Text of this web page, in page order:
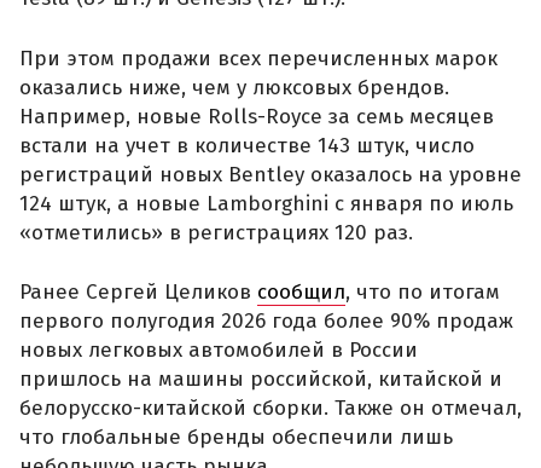
При этом продажи всех перечисленных марок
оказались ниже, чем у люксовых брендов.
Например, новые Rolls-Royce за семь месяцев
встали на учет в количестве 143 штук, число
регистраций новых Bentley оказалось на уровне
124 штук, а новые Lamborghini с января по июль
«отметились» в регистрациях 120 раз.
Ранее Сергей Целиков сообщил, что по итогам
первого полугодия 2026 года более 90% продаж
новых легковых автомобилей в России
пришлось на машины российской, китайской и
белорусско-китайской сборки. Также он отмечал,
что глобальные бренды обеспечили лишь